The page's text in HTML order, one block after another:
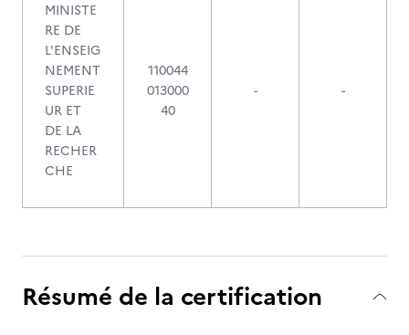
MINISTE
RE DE
L'ENSEIG
NEMENT
SUPERIE
UR ET
DE LA
RECHER
CHE
110044
013000
40
- -
Résumé de la certification